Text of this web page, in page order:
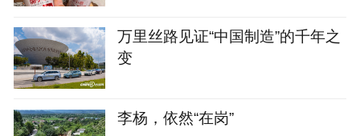
万里丝路见证“中国制造”的千年之
变
李杨，依然“在岗”